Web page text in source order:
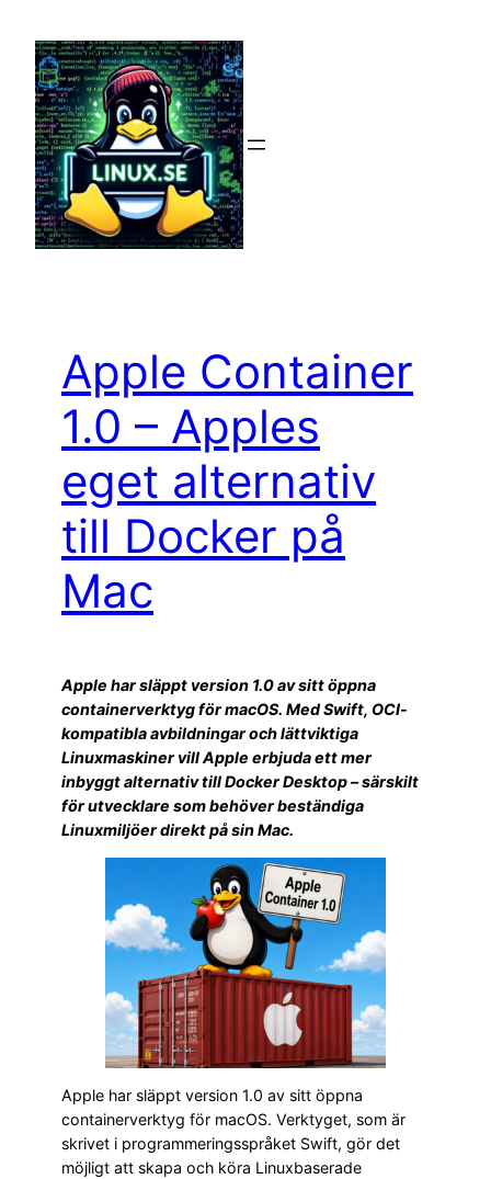
innehåll
Apple Container
1.0 – Apples
eget alternativ
till Docker på
Mac
Apple har släppt version 1.0 av sitt öppna
containerverktyg för macOS. Med Swift, OCI-
kompatibla avbildningar och lättviktiga
Linuxmaskiner vill Apple erbjuda ett mer
inbyggt alternativ till Docker Desktop – särskilt
för utvecklare som behöver beständiga
Linuxmiljöer direkt på sin Mac.
Apple har släppt version 1.0 av sitt öppna
containerverktyg för macOS. Verktyget, som är
skrivet i programmeringsspråket Swift, gör det
möjligt att skapa och köra Linuxbaserade